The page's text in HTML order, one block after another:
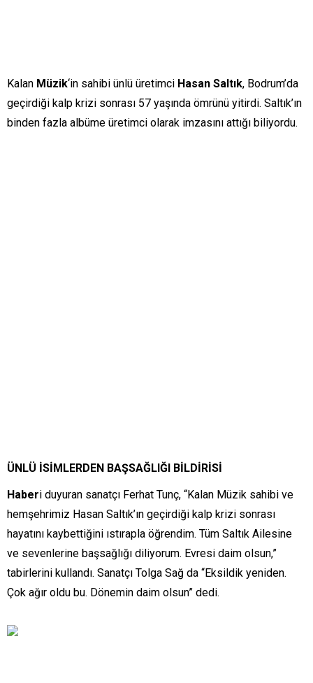
Kalan Müzik‘in sahibi ünlü üretimci Hasan Saltık, Bodrum’da
geçirdiği kalp krizi sonrası 57 yaşında ömrünü yitirdi. Saltık’ın
binden fazla albüme üretimci olarak imzasını attığı biliyordu.
ÜNLÜ İSİMLERDEN BAŞSAĞLIĞI BİLDİRİSİ
Haberi duyuran sanatçı Ferhat Tunç, “Kalan Müzik sahibi ve
hemşehrimiz Hasan Saltık’ın geçirdiği kalp krizi sonrası
hayatını kaybettiğini ıstırapla öğrendim. Tüm Saltık Ailesine
ve sevenlerine başsağlığı diliyorum. Evresi daim olsun,”
tabirlerini kullandı. Sanatçı Tolga Sağ da “Eksildik yeniden.
Çok ağır oldu bu. Dönemin daim olsun” dedi.